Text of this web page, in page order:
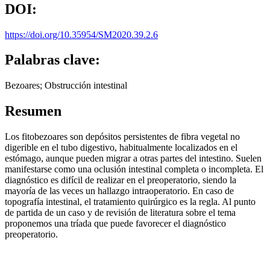
DOI:
https://doi.org/10.35954/SM2020.39.2.6
Palabras clave:
Bezoares; Obstrucción intestinal
Resumen
Los fitobezoares son depósitos persistentes de fibra vegetal no
digerible en el tubo digestivo, habitualmente localizados en el
estómago, aunque pueden migrar a otras partes del intestino. Suelen
manifestarse como una oclusión intestinal completa o incompleta. El
diagnóstico es difícil de realizar en el preoperatorio, siendo la
mayoría de las veces un hallazgo intraoperatorio. En caso de
topografía intestinal, el tratamiento quirúrgico es la regla. Al punto
de partida de un caso y de revisión de literatura sobre el tema
proponemos una tríada que puede favorecer el diagnóstico
preoperatorio.